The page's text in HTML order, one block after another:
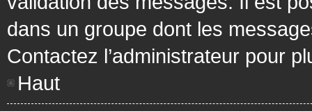
dans un groupe dont les
Contactez l’administrateur pour
Haut